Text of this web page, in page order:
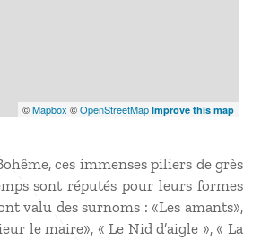
©Mapbox ©OpenStreetMap Improve this map
ces immenses piliers de grès
sont réputés pour leurs formes
valu des surnoms : «Les amants»,
le maire», « Le Nid d’aigle », « La